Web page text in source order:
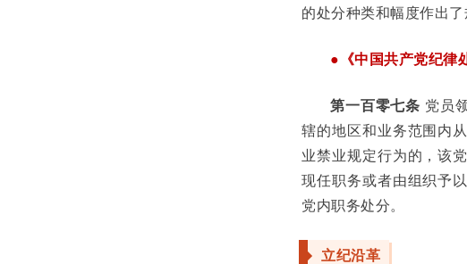
的处分种类和幅度作出了
●《中国共产党纪律
第一百零七条 党员
辖的地区和业务范围内
业禁业规定行为的，该
现任职务或者由组织予
党内职务处分。
立纪沿革